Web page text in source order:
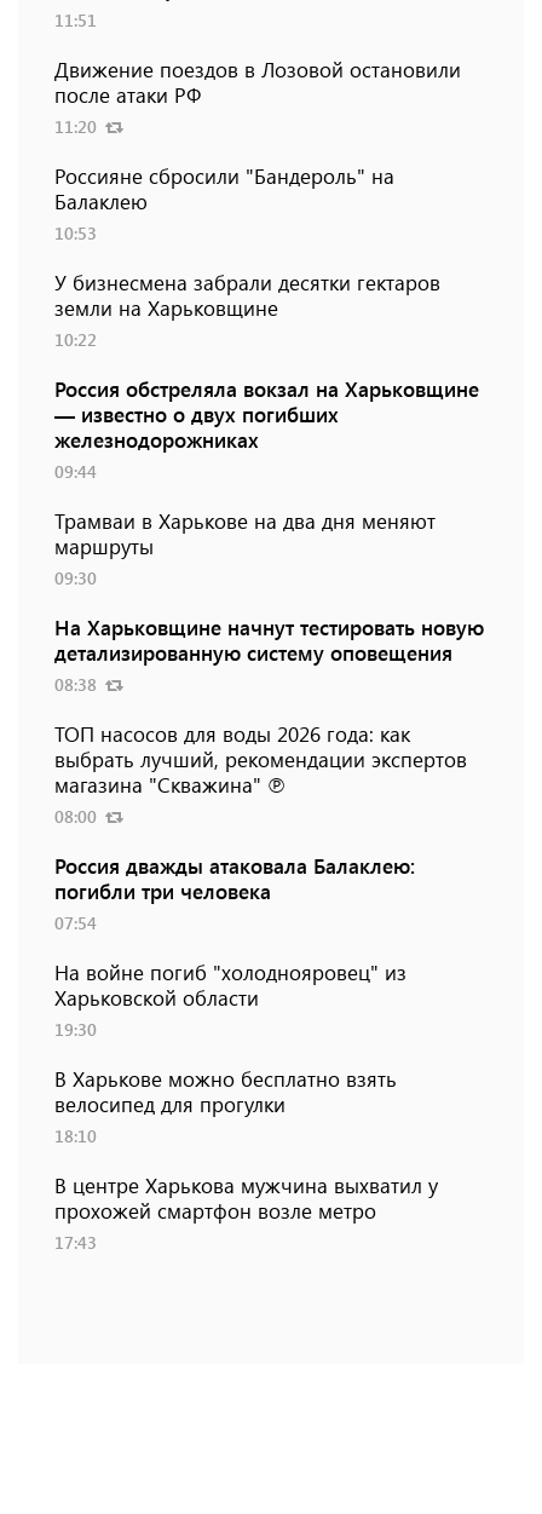
11:51
Движение поездов в Лозовой остановили
после атаки РФ
11:20
Россияне сбросили "Бандероль" на
Балаклею
10:53
У бизнесмена забрали десятки гектаров
земли на Харьковщине
10:22
Россия обстреляла вокзал на Харьковщине
— известно о двух погибших
железнодорожниках
09:44
Трамваи в Харькове на два дня меняют
маршруты
09:30
На Харьковщине начнут тестировать новую
детализированную систему оповещения
08:38
ТОП насосов для воды 2026 года: как
выбрать лучший, рекомендации экспертов
магазина "Скважина" ℗
08:00
Россия дважды атаковала Балаклею:
погибли три человека
07:54
На войне погиб "холоднояровец" из
Харьковской области
19:30
В Харькове можно бесплатно взять
велосипед для прогулки
18:10
В центре Харькова мужчина выхватил у
прохожей смартфон возле метро
17:43